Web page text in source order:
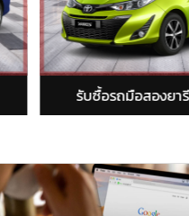
รับซื้อรถมือสองยารีส โตโยต้า